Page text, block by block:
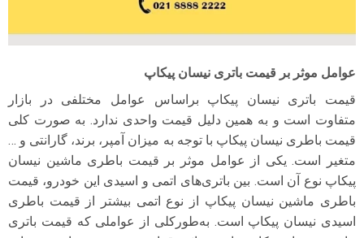
عوامل موثر بر قیمت باتری نیسان پیکاپ
قیمت باتری نیسان پیکاپ بر‌اساس عوامل مختلفی در بازار
متفاوت است و به همین دلیل قیمت واحدی ندارد. به صورت کلی
قیمت باطری نیسان پیکاپ با توجه به میزان آمپر، برند، گارانتی و …
متغیر است. یکی از عوامل موثر بر قیمت باطری ماشین نیسان
پیکاپ نوع آن است. بین باتری‌های اتمی و اسیدی این خودرو، قیمت
باطری ماشین نیسان پیکاپ از نوع اتمی بیشتر از قیمت باطری
اسیدی نیسان پیکاپ است. به‌طورکلی از عواملی که قیمت باتری